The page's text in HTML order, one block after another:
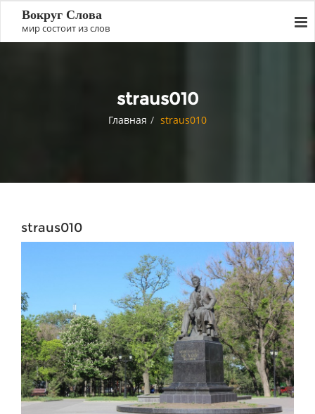
Вокруг Слова
мир состоит из слов
straus010
Главная straus010
straus010